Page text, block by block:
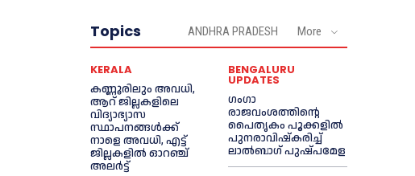
Topics ANDHRA PRADESH More
KERALA
കണ്ണൂരിലും അവധി,
ആറ് ജില്ലകളിലെ
വിദ്യാഭ്യാസ
സ്ഥാപനങ്ങൾക്ക്
നാളെ അവധി, എട്ട്
ജില്ലകളിൽ ഓറഞ്ച്
അലർട്ട്
BENGALURU
UPDATES
ഗംഗാ
രാജവംശത്തിന്റെ
പൈതൃകം പൂക്കളിൽ
പുനരാവിഷ്‌കരിച്ച്
ലാൽബാഗ് പുഷ്പമേള